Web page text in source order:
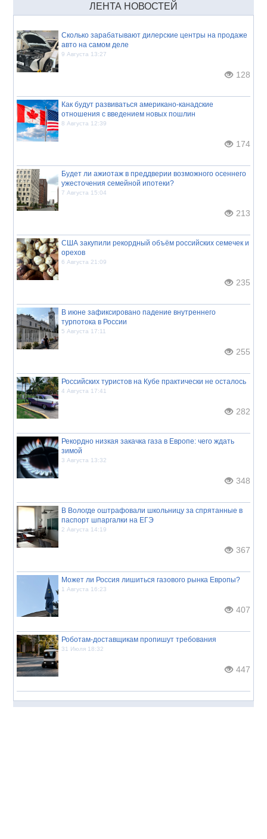
ЛЕНТА НОВОСТЕЙ
Сколько зарабатывают дилерские центры на продаже
авто на самом деле
9 Августа 13:27
128
Как будут развиваться американо-канадские
отношения с введением новых пошлин
8 Августа 12:39
174
Будет ли ажиотаж в преддверии возможного осеннего
ужесточения семейной ипотеки?
7 Августа 15:04
213
США закупили рекордный объём российских семечек и
орехов
6 Августа 21:09
235
В июне зафиксировано падение внутреннего
турпотока в России
5 Августа 17:11
255
Российских туристов на Кубе практически не осталось
4 Августа 17:41
282
Рекордно низкая закачка газа в Европе: чего ждать
зимой
3 Августа 13:32
348
В Вологде оштрафовали школьницу за спрятанные в
паспорт шпаргалки на ЕГЭ
2 Августа 14:19
367
Может ли Россия лишиться газового рынка Европы?
1 Августа 16:23
407
Роботам-доставщикам пропишут требования
31 Июля 18:32
447